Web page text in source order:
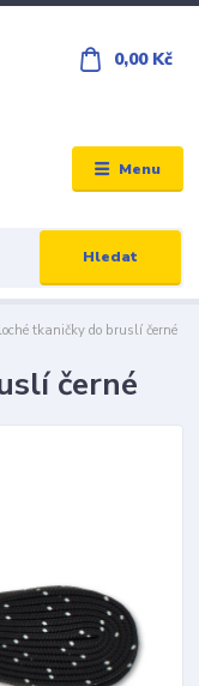
Menu
Hledat
0,00 Kč
tkaničky do bruslí černé
černé